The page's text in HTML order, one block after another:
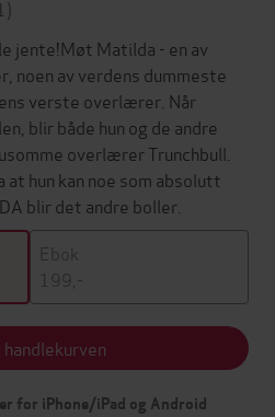
jente!Møt Matilda - en av
noen av verdens dummeste
verste overlærer. Når
blir både hun og de andre
overlærer Trunchbull.
hun kan noe som absolutt
blir det andre boller.
Ebok
199,-
for iPhone/iPad og Android